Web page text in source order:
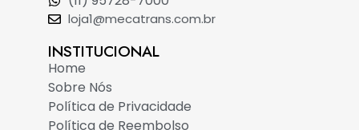
loja1@mecatrans.com.br
INSTITUCIONAL​
Home
Sobre Nós
Política de Privacidade
Política de Reembolso